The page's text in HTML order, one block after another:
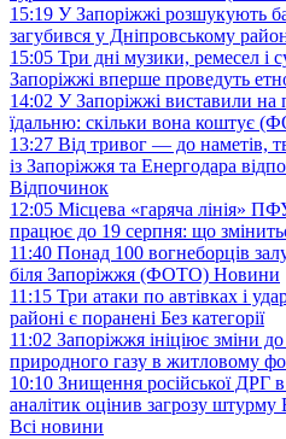
15:19 У Запоріжжі розшукують
загубився у Дніпровському
15:05 Три дні музики, ремесел і
Запоріжжі вперше проведуть
14:02 У Запоріжжі виставили на
їдальню: скільки вона коштує
13:27 Від тривог — до наметів,
із Запоріжжя та Енергодара
Відпочинок
12:05 Місцева «гаряча лінія»
працює до 19 серпня: що
11:40 Понад 100 вогнеборців
біля Запоріжжя (ФОТО) Новини
11:15 Три атаки по автівках і
районі є поранені Без категорії
11:02 Запоріжжя ініціює зміни
природного газу в житловому
10:10 Знищення російської ДРГ
аналітик оцінив загрозу штурму
Всі новини